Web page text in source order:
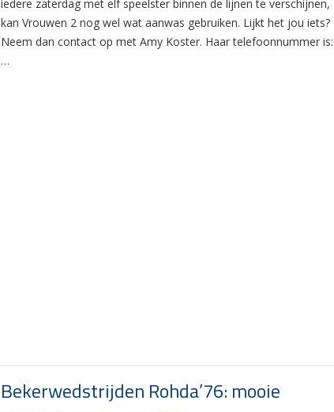
iedere zaterdag met elf speelster binnen de lijnen te verschijnen,
kan Vrouwen 2 nog wel wat aanwas gebruiken. Lijkt het jou iets?
Neem dan contact op met Amy Koster. Haar telefoonnummer is:
…
Bekerwedstrijden Rohda’76: mooie